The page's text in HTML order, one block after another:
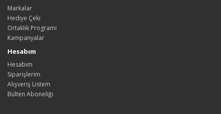
Markalar
Hediye Çeki
Ortaklık Programı
Kampanyalar
Hesabım
Hesabım
Siparişlerim
Alışveriş Listem
Bülten Aboneliği